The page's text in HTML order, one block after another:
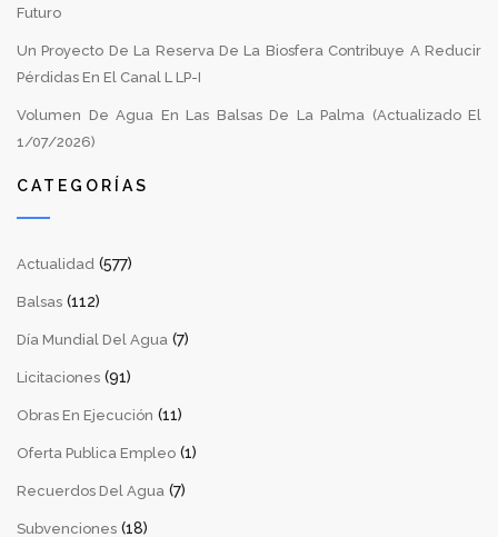
Futuro
Un Proyecto De La Reserva De La Biosfera Contribuye A Reducir
Pérdidas En El Canal L LP-I
Volumen De Agua En Las Balsas De La Palma (Actualizado El
1/07/2026)
CATEGORÍAS
Actualidad (577)
Balsas (112)
Día Mundial Del Agua (7)
Licitaciones (91)
Obras En Ejecución (11)
Oferta Publica Empleo (1)
Recuerdos Del Agua (7)
Subvenciones (18)